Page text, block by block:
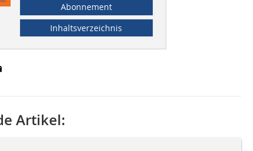
Abonnement
Inhaltsverzeichnis
Artikel: